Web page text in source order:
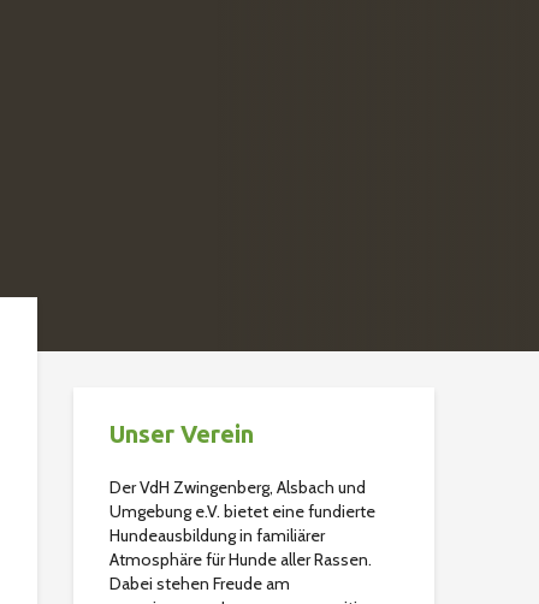
Unser Verein
Der VdH Zwingenberg, Alsbach und
Umgebung e.V. bietet eine fundierte
Hundeausbildung in familiärer
Atmosphäre für Hunde aller Rassen.
Dabei stehen Freude am